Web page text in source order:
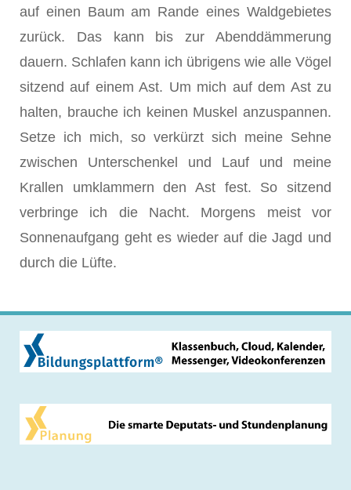
auf einen Baum am Rande eines Waldgebietes
zurück. Das kann bis zur Abenddämmerung
dauern. Schlafen kann ich übrigens wie alle Vögel
sitzend auf einem Ast. Um mich auf dem Ast zu
halten, brauche ich keinen Muskel anzuspannen.
Setze ich mich, so verkürzt sich meine Sehne
zwischen Unterschenkel und Lauf und meine
Krallen umklammern den Ast fest. So sitzend
verbringe ich die Nacht. Morgens meist vor
Sonnenaufgang geht es wieder auf die Jagd und
durch die Lüfte.